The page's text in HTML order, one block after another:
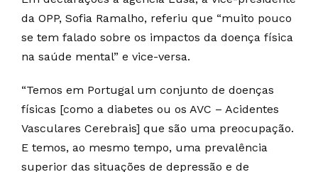
da OPP, Sofia Ramalho, referiu que “muito pouco
se tem falado sobre os impactos da doença física
na saúde mental” e vice-versa.
“Temos em Portugal um conjunto de doenças
físicas [como a diabetes ou os AVC – Acidentes
Vasculares Cerebrais] que são uma preocupação.
E temos, ao mesmo tempo, uma prevalência
superior das situações de depressão e de